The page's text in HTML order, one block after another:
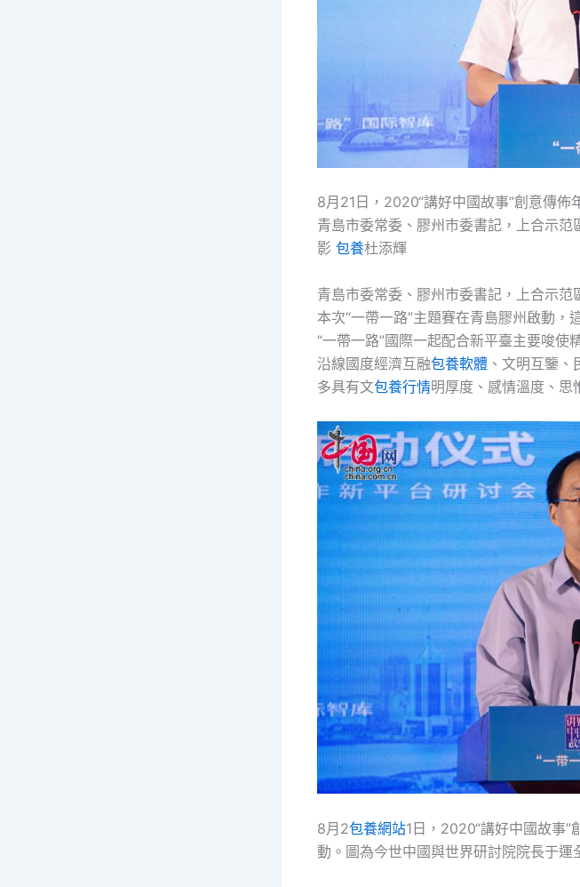
8月21日，2020“講好中國故事”創意傳佈
青島市委常委、膠州市委書記，上合示
影 包養杜添輝
青島市委常委、膠州市委書記，上合示范
本次“一帶一路”主題賽在青島膠州啟動，
“一帶一路”國際一起配合新平臺主要唆使
沿線國度經濟互融包養軟體 、文明互鑒
多具有文包養行情明厚度、感情溫度、思
8月2包養網站1日，2020“講好中國故事”
動。圖為今世中國與世界研討院院長于運